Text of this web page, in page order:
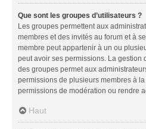
Que sont les groupes d’utilisateurs ?
Les groupes permettent aux
membres et des invités au forum et à
membre peut appartenir à un ou
peut avoir ses permissions. La gestion
des groupes permet aux
permissions de plusieurs membres à
permissions de modération ou rendre
Haut